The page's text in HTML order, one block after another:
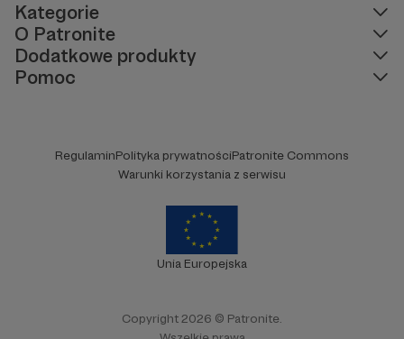
Kategorie
O Patronite
Dodatkowe produkty
Pomoc
RegulaminPolityka prywatnościPatronite Commons
Warunki korzystania z serwisu
Unia Europejska
Copyright 2026 © Patronite.